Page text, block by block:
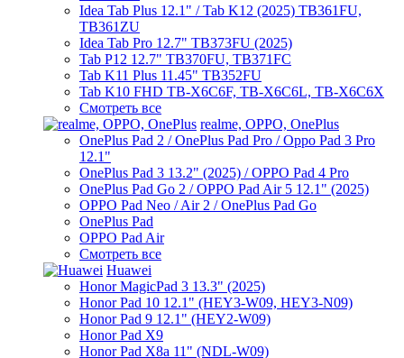
Idea Tab Plus 12.1" / Tab K12 (2025) TB361FU,
TB361ZU
Idea Tab Pro 12.7" TB373FU (2025)
Tab P12 12.7" TB370FU, TB371FC
Tab K11 Plus 11.45" TB352FU
Tab K10 FHD TB-X6C6F, TB-X6C6L, TB-X6C6X
Смотреть все
realme, OPPO, OnePlus
OnePlus Pad 2 / OnePlus Pad Pro / Oppo Pad 3 Pro
12.1"
OnePlus Pad 3 13.2" (2025) / OPPO Pad 4 Pro
OnePlus Pad Go 2 / OPPO Pad Air 5 12.1" (2025)
OPPO Pad Neo / Air 2 / OnePlus Pad Go
OnePlus Pad
OPPO Pad Air
Смотреть все
Huawei
Honor MagicPad 3 13.3" (2025)
Honor Pad 10 12.1" (HEY3-W09, HEY3-N09)
Honor Pad 9 12.1" (HEY2-W09)
Honor Pad X9
Honor Pad X8a 11" (NDL-W09)